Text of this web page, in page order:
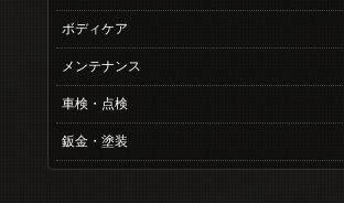
ボディケア
メンテナンス
車検・点検
鈑金・塗装